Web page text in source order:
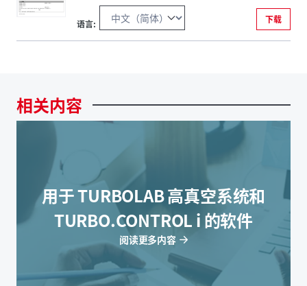
语言: 下载
相关内容
用于 TURBOLAB 高真空系统和
TURBO.CONTROL i 的软件
阅读更多内容